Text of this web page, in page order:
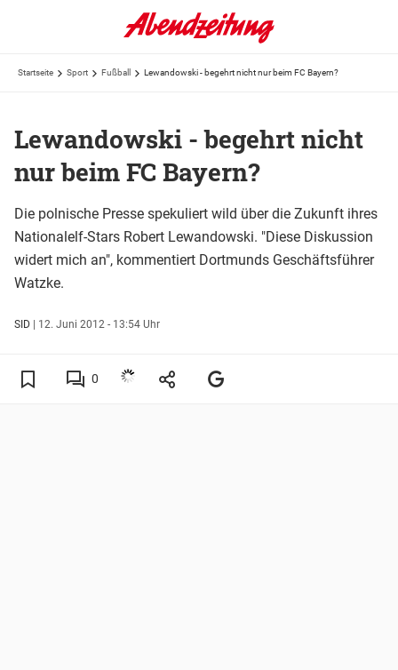
Startseite Sport Fußball Lewandowski - begehrt nicht nur beim FC Bayern?
Lewandowski - begehrt nicht
nur beim FC Bayern?
Die polnische Presse spekuliert wild über die Zukunft ihres
Nationalelf-Stars Robert Lewandowski. "Diese Diskussion
widert mich an", kommentiert Dortmunds Geschäftsführer
Watzke.
SID | 12. Juni 2012 - 13:54 Uhr
0